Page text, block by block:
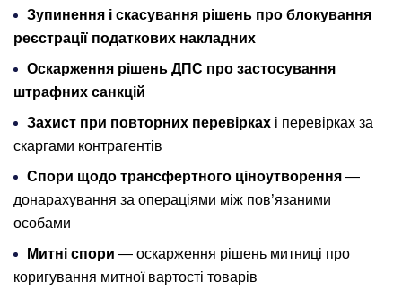
Зупинення і скасування рішень про блокування
реєстрації податкових накладних
Оскарження рішень ДПС про застосування
штрафних санкцій
Захист при повторних перевірках і перевірках за
скаргами контрагентів
Спори щодо трансфертного ціноутворення —
донарахування за операціями між пов’язаними
особами
Митні спори — оскарження рішень митниці про
коригування митної вартості товарів